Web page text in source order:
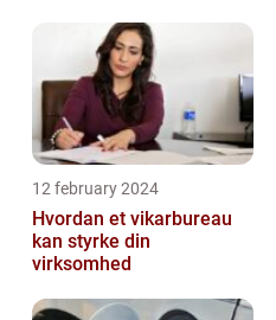
12 february 2024
Hvordan et vikarbureau
kan styrke din
virksomhed